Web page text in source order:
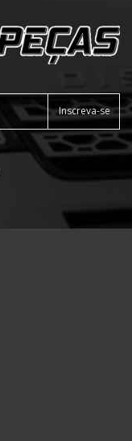
Inscreva-se